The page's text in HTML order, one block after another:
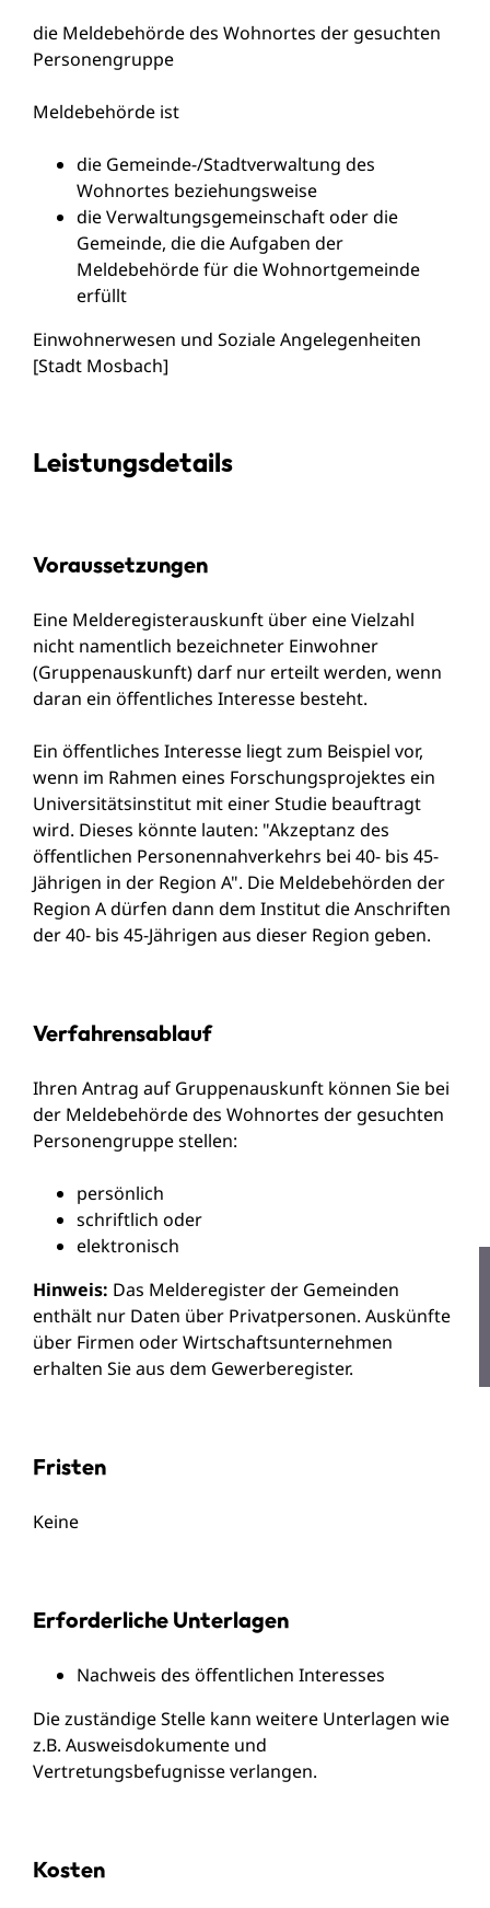
die Meldebehörde des Wohnortes der gesuchten
Personengruppe
Meldebehörde ist
die Gemeinde-/Stadtverwaltung des
Wohnortes beziehungsweise
die Verwaltungsgemeinschaft oder die
Gemeinde, die die Aufgaben der
Meldebehörde für die Wohnortgemeinde
erfüllt
Einwohnerwesen und Soziale Angelegenheiten
[Stadt Mosbach]
Leistungsdetails
Voraussetzungen
Eine Melderegisterauskunft über eine Vielzahl
nicht namentlich bezeichneter Einwohner
(Gruppenauskunft) darf nur erteilt werden, wenn
daran ein öffentliches Interesse besteht.
Ein öffentliches Interesse liegt zum Beispiel vor,
wenn im Rahmen eines Forschungsprojektes ein
Universitätsinstitut mit einer Studie beauftragt
wird. Dieses könnte lauten: "Akzeptanz des
öffentlichen Personennahverkehrs bei 40- bis 45-
Jährigen in der Region A". Die Meldebehörden der
Region A dürfen dann dem Institut die Anschriften
der 40- bis 45-Jährigen aus dieser Region geben.
Verfahrensablauf
Ihren Antrag auf Gruppenauskunft können Sie bei
der Meldebehörde des Wohnortes der gesuchten
Personengruppe stellen:
persönlich
schriftlich oder
elektronisch
Hinweis: Das Melderegister der Gemeinden
enthält nur Daten über Privatpersonen. Auskünfte
über Firmen oder Wirtschaftsunternehmen
erhalten Sie aus dem Gewerberegister.
Fristen
Keine
Erforderliche Unterlagen
Nachweis des öffentlichen Interesses
Die zuständige Stelle kann weitere Unterlagen wie
z.B. Ausweisdokumente und
Vertretungsbefugnisse verlangen.
Kosten